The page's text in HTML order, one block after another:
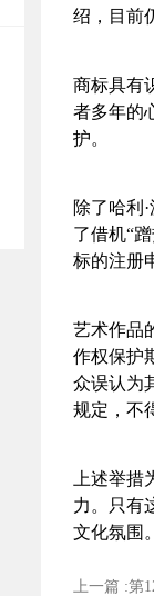
绍，目前
商标具有
者多年的
护。
除了哈利
了借机“
标的注册
艺术作品
作权保护
众误认为
规定，不
上述举
力。只有
文化氛围。
上一篇 :第